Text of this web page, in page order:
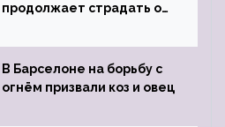
продолжает страдать от
завода
В Барселоне на борьбу с
огнём призвали коз и овец